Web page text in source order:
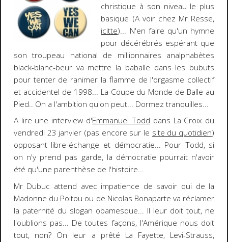
christique à son niveau le plus
basique (A voir chez Mr Resse,
icitte)... N'en faire qu'un hymne
pour décérébrés espérant que
son troupeau national de millionnaires analphabètes
black-blanc-beur va mettre la baballe dans les bubuts
pour tenter de ranimer la flamme de l'orgasme collectif
et accidentel de 1998... La Coupe du Monde de Balle au
Pied.. On a l'ambition qu'on peut... Dormez tranquilles...
A lire une interview d'Emmanuel Todd dans La Croix du
vendredi 23 janvier (pas encore sur le site du quotidien)
opposant libre-échange et démocratie... Pour Todd, si
on n'y prend pas garde, la démocratie pourrait n'avoir
été qu'une parenthèse de l'histoire...
Mr Dubuc attend avec impatience de savoir qui de la
Madonne du Poitou ou de Nicolas Bonaparte va réclamer
la paternité du slogan obamesque... Il leur doit tout, ne
l'oublions pas... De toutes façons, l'Amérique nous doit
tout, non? On leur a prêté La Fayette, Levi-Strauss,